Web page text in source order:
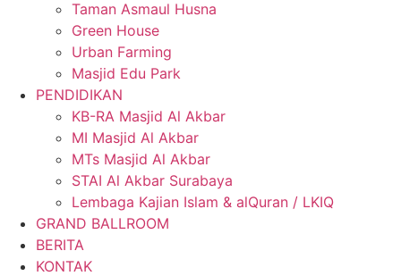
Taman Asmaul Husna
Green House
Urban Farming
Masjid Edu Park
PENDIDIKAN
KB-RA Masjid Al Akbar
MI Masjid Al Akbar
MTs Masjid Al Akbar
STAI Al Akbar Surabaya
Lembaga Kajian Islam & alQuran / LKIQ
GRAND BALLROOM
BERITA
KONTAK